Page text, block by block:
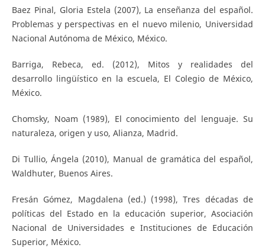
Baez Pinal, Gloria Estela (2007), La enseñanza del español.
Problemas y perspectivas en el nuevo milenio, Universidad
Nacional Autónoma de México, México.
Barriga, Rebeca, ed. (2012), Mitos y realidades del
desarrollo lingüístico en la escuela, El Colegio de México,
México.
Chomsky, Noam (1989), El conocimiento del lenguaje. Su
naturaleza, origen y uso, Alianza, Madrid.
Di Tullio, Ángela (2010), Manual de gramática del español,
Waldhuter, Buenos Aires.
Fresán Gómez, Magdalena (ed.) (1998), Tres décadas de
políticas del Estado en la educación superior, Asociación
Nacional de Universidades e Instituciones de Educación
Superior, México.